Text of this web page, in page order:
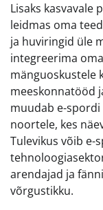
Lisaks kasvavale
leidmas oma
ja huviringid üle
integreerima
mänguoskustele
meeskonnatööd
muudab e-
noortele, kes
Tulevikus võib e-
arendajad ja
võrgustikku.